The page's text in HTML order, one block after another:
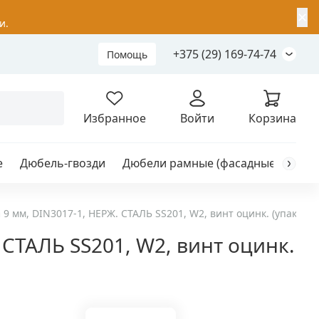
Помощь +375 (29) 169-74-74
Избранное Войти Корзина
Дюбель-гвозди Дюбели рамные (фасадные)
мм, DIN3017-1, НЕРЖ. СТАЛЬ SS201, W2, винт оцинк. (упак/
SS201, W2, винт оцинк.